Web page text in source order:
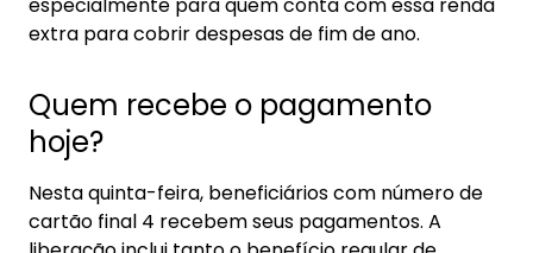
extra para cobrir despesas de fim de ano.
Quem recebe o pagamento
hoje?
Nesta quinta-feira, beneficiários com número de
cartão final 4 recebem seus pagamentos. A